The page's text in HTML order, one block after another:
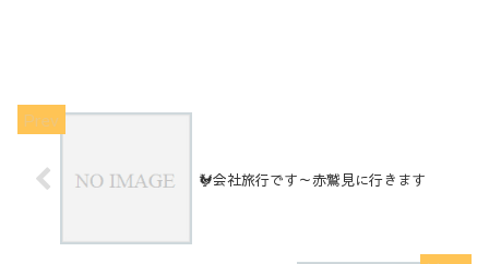
🐓会社旅行です～赤鷲見に行きます